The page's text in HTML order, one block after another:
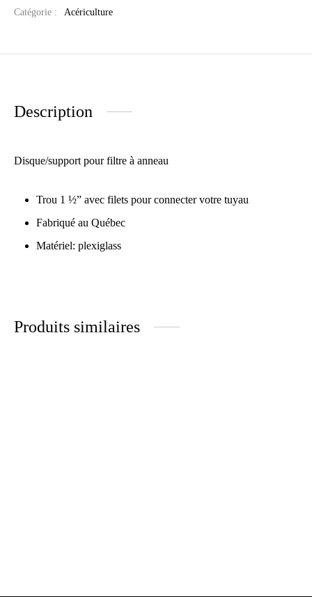
Catégorie : Acériculture
Description
Disque/support pour filtre à anneau
Trou 1 ½” avec filets pour connecter votre tuyau
Fabriqué au Québec
Matériel: plexiglass
Produits similaires